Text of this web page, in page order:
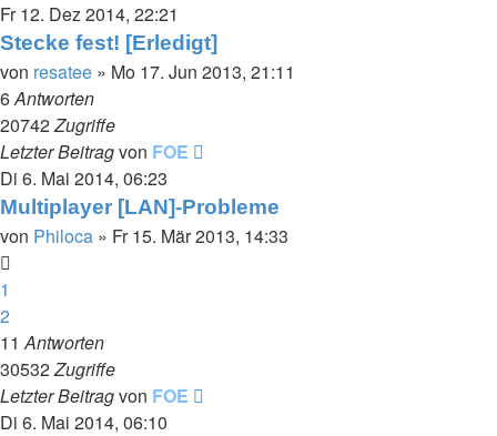
Fr 12. Dez 2014, 22:21
Stecke fest! [Erledigt]
von resatee » Mo 17. Jun 2013, 21:11
6Antworten
20742Zugriffe
Letzter Beitragvon FOE
Di 6. Mai 2014, 06:23
Multiplayer [LAN]-Probleme
von Philoca » Fr 15. Mär 2013, 14:33
1
2
11Antworten
30532Zugriffe
Letzter Beitragvon FOE
Di 6. Mai 2014, 06:10